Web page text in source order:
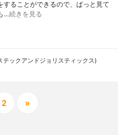
ることができるので、ぱっと見て
…続きを見る
ックアンドジョリスティックス)
2 »